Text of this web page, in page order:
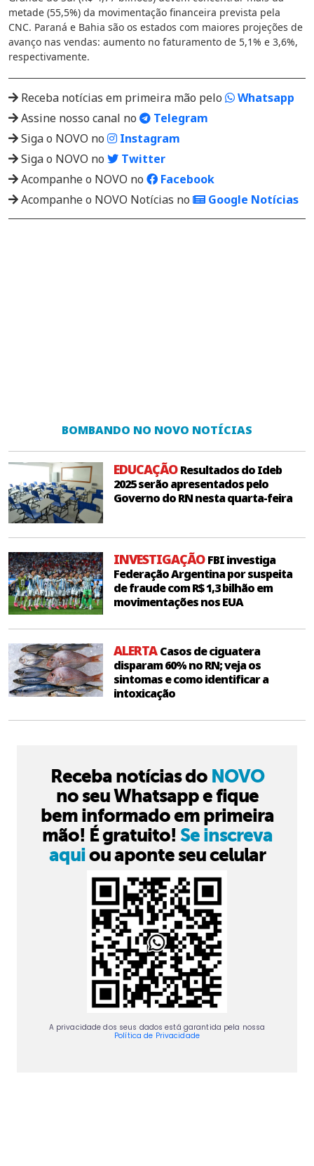
metade (55,5%) da movimentação financeira prevista pela
CNC. Paraná e Bahia são os estados com maiores projeções de
avanço nas vendas: aumento no faturamento de 5,1% e 3,6%,
respectivamente.
Receba notícias em primeira mão pelo
Whatsapp
Assine nosso canal no
Telegram
Siga o NOVO no
Instagram
Siga o NOVO no
Twitter
Acompanhe o NOVO no
Facebook
Acompanhe o NOVO Notícias no
Google Notícias
BOMBANDO NO NOVO NOTÍCIAS
EDUCAÇÃOResultados do Ideb
2025 serão apresentados pelo
Governo do RN nesta quarta-feira
INVESTIGAÇÃOFBI investiga
Federação Argentina por suspeita
de fraude com R$ 1,3 bilhão em
movimentações nos EUA
ALERTACasos de ciguatera
disparam 60% no RN; veja os
sintomas e como identificar a
intoxicação
Receba notícias do NOVO
no seu Whatsapp e fique
bem informado em primeira
mão! É gratuito! Se inscreva
aquiou aponte seu celular
A privacidade dos seus dados está garantida pela nossa
Política de Privacidade